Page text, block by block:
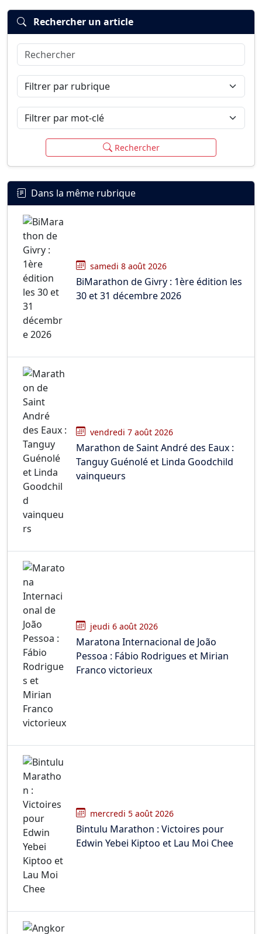
Connexion
Rechercher un article
Rechercher
Filtrer par rubrique
Filtrer par mot-clé
Rechercher
Dans la même rubrique
samedi 8 août 2026
BiMarathon de Givry : 1ère édition les
30 et 31 décembre 2026
vendredi 7 août 2026
Marathon de Saint André des Eaux :
Tanguy Guénolé et Linda Goodchild
vainqueurs
jeudi 6 août 2026
Maratona Internacional de João
Pessoa : Fábio Rodrigues et Mirian
Franco victorieux
mercredi 5 août 2026
Bintulu Marathon : Victoires pour
Edwin Yebei Kiptoo et Lau Moi Chee